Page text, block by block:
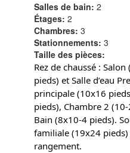
Salles de bain: 2
Étages: 2
Chambres: 3
Stationnements: 3
Taille des pièces:
Rez de chaussé :
pieds) et Salle d’eau
principale (10x16
pieds), Chambre 2
Bain (8x10-4 pieds).
familiale (19x24 pieds)
rangement.